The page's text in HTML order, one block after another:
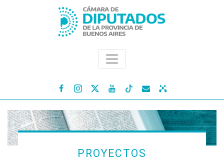
   
PROYECTOS